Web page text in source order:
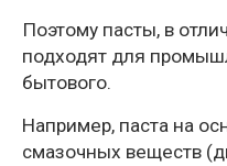
Поэтому пасты, в
подходят для
бытового.
Например, паста на
смазочных веществ